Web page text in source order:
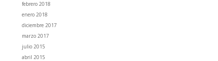
febrero 2018
enero 2018
diciembre 2017
marzo 2017
julio 2015
abril 2015